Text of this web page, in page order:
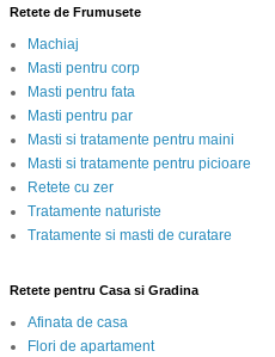
Retete de Frumusete
Machiaj
Masti pentru corp
Masti pentru fata
Masti pentru par
Masti si tratamente pentru maini
Masti si tratamente pentru picioare
Retete cu zer
Tratamente naturiste
Tratamente si masti de curatare
Retete pentru Casa si Gradina
Afinata de casa
Flori de apartament